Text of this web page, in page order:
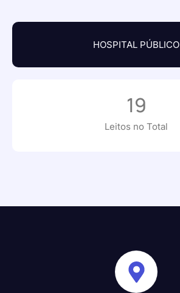
HOSPITAL PÚBLICO
Leitos no Total
19